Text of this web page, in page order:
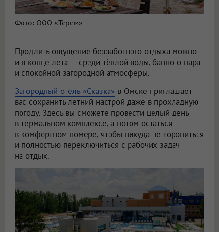
Фото: ООО «Терем»
Продлить ощущение беззаботного отдыха можно
и в конце лета — среди тёплой воды, банного пара
и спокойной загородной атмосферы.
Загородный отель «Сказка» в Омске приглашает
вас сохранить летний настрой даже в прохладную
погоду. Здесь вы сможете провести целый день
в термальном комплексе, а потом остаться
в комфортном номере, чтобы никуда не торопиться
и полностью переключиться с рабочих задач
на отдых.